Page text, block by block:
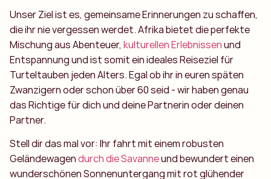
Unser Ziel ist es, gemeinsame Erinnerungen zu schaffen,
die ihr nie vergessen werdet. Afrika bietet die perfekte
Mischung aus Abenteuer, kulturellen Erlebnissenund
Entspannung und ist somit ein ideales Reiseziel für
Turteltauben jeden Alters. Egal ob ihr in euren späten
Zwanzigern oder schon über 60 seid - wir haben genau
das Richtige für dich und deine Partnerin oder deinen
Partner.
Stell dir das mal vor: Ihr fahrt mit einem robusten
Geländewagendurch die Savanneund bewundert einen
wunderschönen Sonnenuntergang mit rot glühender